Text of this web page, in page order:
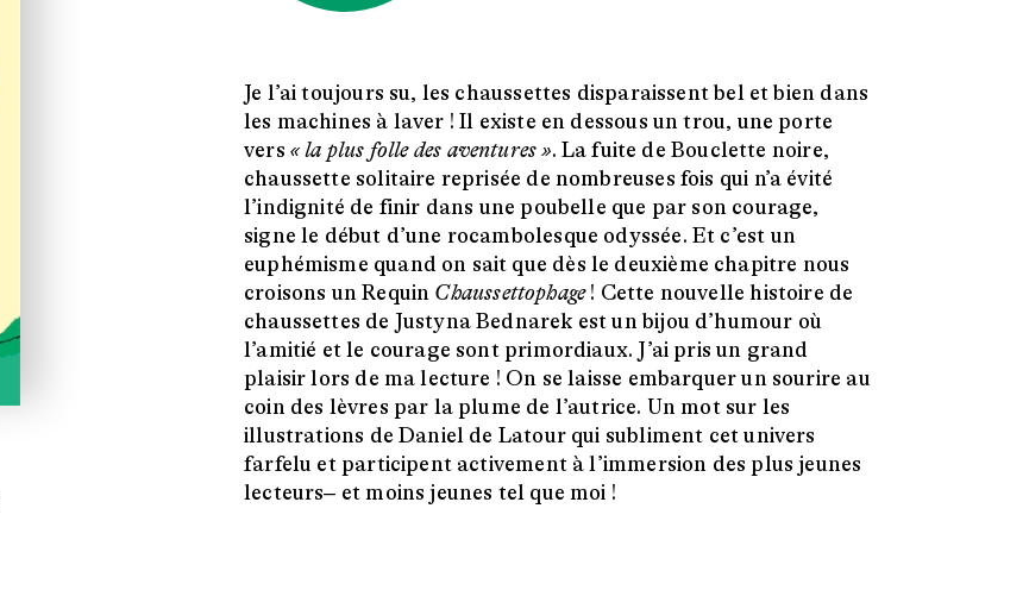
Je l’ai toujours su, les chaussettes disparaissent bel et bien dans
les machines à laver ! Il existe en dessous un trou, une porte
vers « la plus folle des aventures ». La fuite de Bouclette noire,
chaussette solitaire reprisée de nombreuses fois qui n’a évité
l’indignité de finir dans une poubelle que par son courage,
signe le début d’une rocambolesque odyssée. Et c’est un
euphémisme quand on sait que dès le deuxième chapitre nous
croisons un Requin Chaussettophage ! Cette nouvelle histoire de
chaussettes de Justyna Bednarek est un bijou d’humour où
l’amitié et le courage sont primordiaux. J’ai pris un grand
plaisir lors de ma lecture ! On se laisse embarquer un sourire au
coin des lèvres par la plume de l’autrice. Un mot sur les
illustrations de Daniel de Latour qui subliment cet univers
farfelu et participent activement à l’immersion des plus jeunes
lecteurs‒ et moins jeunes tel que moi !